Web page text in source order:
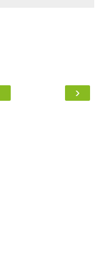
›